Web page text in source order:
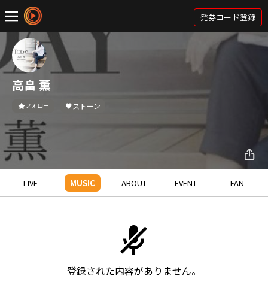
発券コード登録
高畠 薫
フォロー ストーン
LIVE MUSIC ABOUT EVENT FAN
登録された内容がありません。